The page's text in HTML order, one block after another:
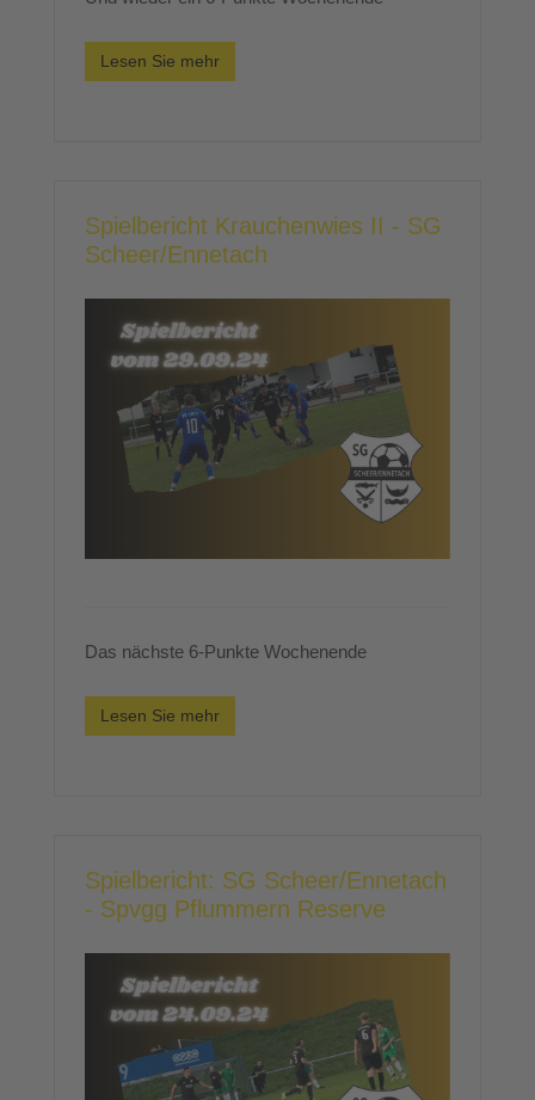
Lesen Sie mehr
Spielbericht Krauchenwies II - SG
Scheer/Ennetach
Das nächste 6-Punkte Wochenende
Lesen Sie mehr
Spielbericht: SG Scheer/Ennetach
- Spvgg Pflummern Reserve